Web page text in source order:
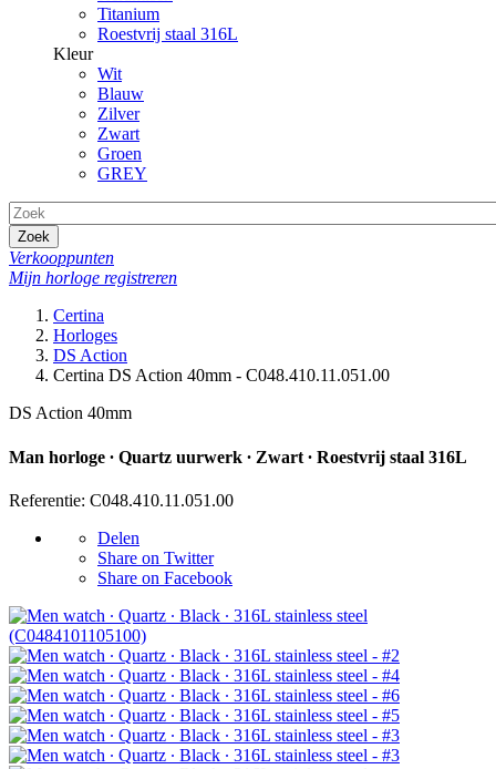
Titanium
Roestvrij staal 316L
Kleur
Wit
Blauw
Zilver
Zwart
Groen
GREY
Zoek
Verkooppunten
Mijn horloge registreren
Certina
Horloges
DS Action
Certina DS Action 40mm - C048.410.11.051.00
DS Action 40mm
Man horloge ∙ Quartz uurwerk ∙ Zwart ∙ Roestvrij staal 316L
Referentie: C048.410.11.051.00
Delen
Share on Twitter
Share on Facebook